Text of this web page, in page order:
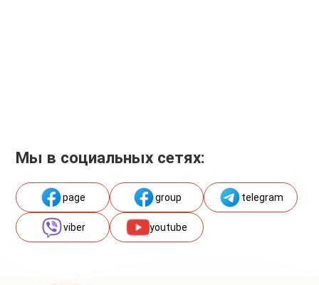
Мы в социальных сетях:
page group telegram
viber youtube